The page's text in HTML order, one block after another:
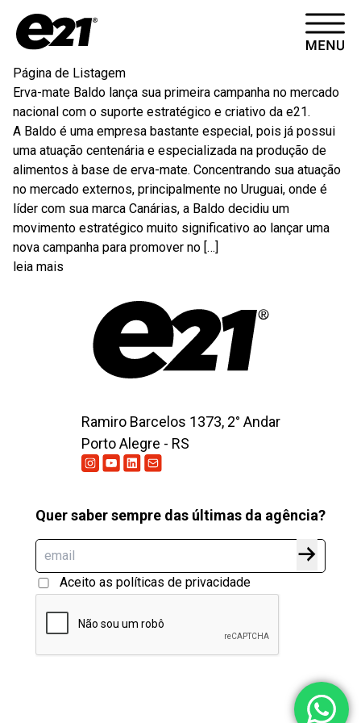
HOME
CASES
ARTIGOS
CONTATO
SOBRE
VÍDEOS
Página de Listagem
Erva-mate Baldo lança sua primeira campanha no mercado
nacional com o suporte estratégico e criativo da e21.
A Baldo é uma empresa bastante especial, pois já possui
uma atuação centenária e especializada na produção de
alimentos à base de erva-mate. Concentrando sua atuação
no mercado externos, principalmente no Uruguai, onde é
líder com sua marca Canárias, a Baldo decidiu um
movimento estratégico muito significativo ao lançar uma
nova campanha para promover no […]
leia mais
Ramiro Barcelos 1373, 2° Andar
Porto Alegre - RS
Quer saber sempre das últimas da agência?
Aceito as políticas de privacidade